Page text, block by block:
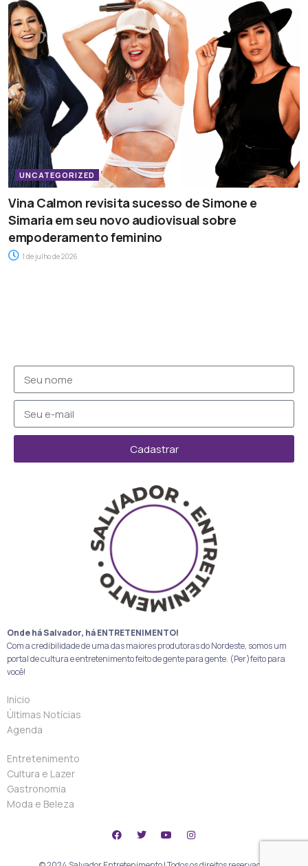
UNCATEGORIZED
Vina Calmon revisita sucesso de Simone e
Simaria em seu novo audiovisual sobre
empoderamento feminino
1 de julho de 2026
Cadastrar
Onde há Salvador, há ENTRETENIMENTO!
Com a credibilidade de uma das maiores produtoras do Nordeste, somos um
portal de cultura e entretenimento feito de gente para gente. (Per)feito para
você!
Início
Últimas Notícias
Agenda
Entretenimento
Cultura e Lazer
Gastronomia
Moda e Beleza